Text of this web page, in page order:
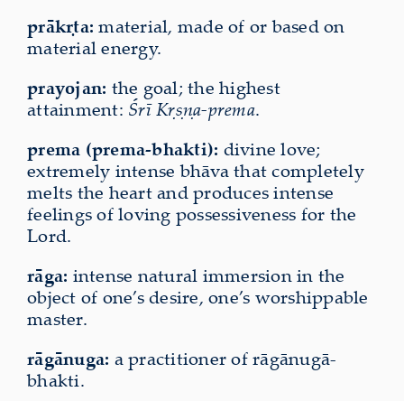
prākṛta: material, made of or based on
material energy.
prayojan: the goal; the highest
attainment: Śrī Kṛṣṇa-prema.
prema (prema-bhakti): divine love;
extremely intense bhāva that completely
melts the heart and produces intense
feelings of loving possessiveness for the
Lord.
rāga: intense natural immersion in the
object of one’s desire, one’s worshippable
master.
rāgānuga: a practitioner of rāgānugā-
bhakti.